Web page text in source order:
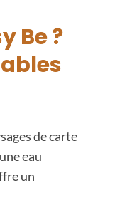
Be ?
de carte
eau
un